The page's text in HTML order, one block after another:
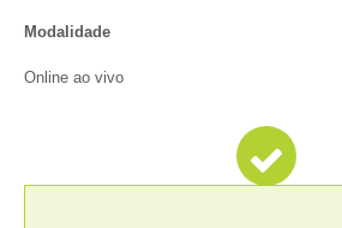
Modalidade
Online ao vivo